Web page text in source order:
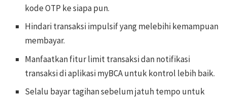
kode OTP ke siapa pun.
Hindari transaksi impulsif yang melebihi kemampuan
membayar.
Manfaatkan fitur limit transaksi dan notifikasi
transaksi di aplikasi myBCA untuk kontrol lebih baik.
Selalu bayar tagihan sebelum jatuh tempo untuk